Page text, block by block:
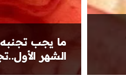
ما يجب
الشهر